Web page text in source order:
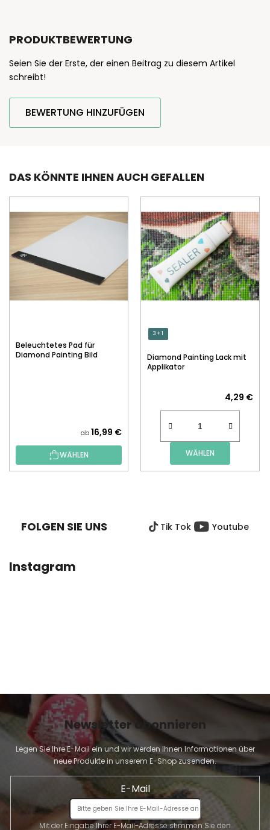
PRODUKTBEWERTUNG
Seien Sie der Erste, der einen Beitrag zu diesem Artikel
schreibt!
BEWERTUNG HINZUFÜGEN
DAS KÖNNTE IHNEN AUCH GEFALLEN
Beleuchtetes Pad für
Diamond Painting Bild
ab 16,99 €
WÄHLEN
3 + 1
Diamond Painting Lack mit
Applikator
4,29 €
WÄHLEN
FOLGEN SIE UNS Tik Tok Youtube
Instagram
Newsletter abonnieren
Legen Sie Ihre E-Mail ein und wir werden Ihnen Informationen über
neue Produkte in unserem E-Shop zusenden.
E-Mail